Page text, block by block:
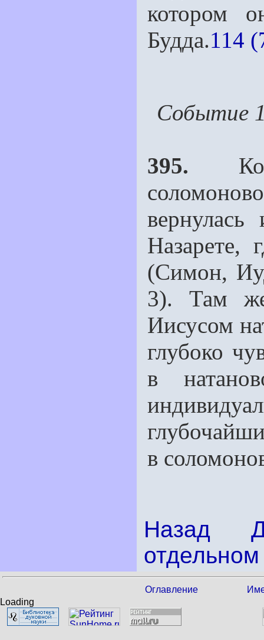
котором
Будда.114
Событие
395.
Назарете,
(Симон,
3). Там
Иисусом
глубоко
в
в
Назад
Оглавление
Loading